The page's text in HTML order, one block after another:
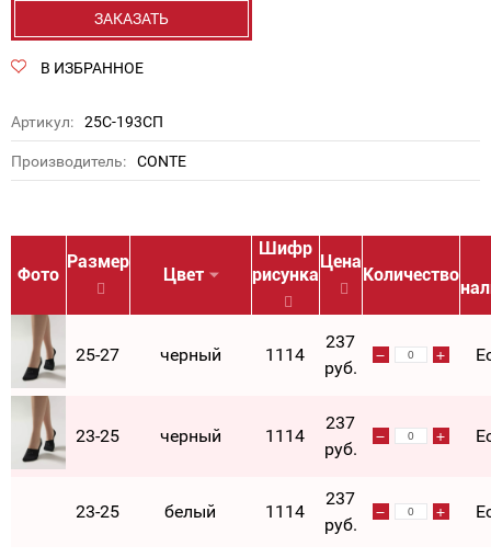
ЗАКАЗАТЬ
В ИЗБРАННОЕ
Артикул: 25С-193СП
Производитель: CONTE
Фото
Размер
Цвет
Шифр
рисунка
Цена
Количество
25-27 черный 1114
237
руб.
23-25 черный 1114
237
руб.
23-25 белый 1114
237
руб.